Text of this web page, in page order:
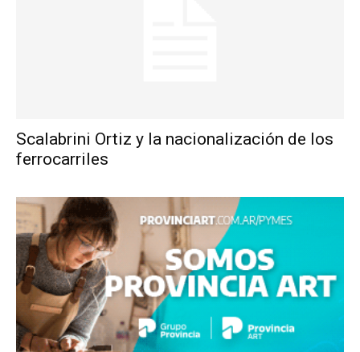
Scalabrini Ortiz y la nacionalización de los
ferrocarriles